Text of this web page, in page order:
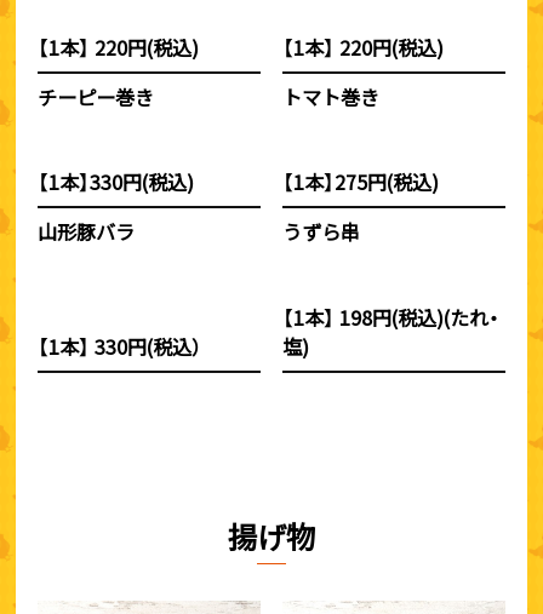
【1本】 220円(税込)
【1本】 220円(税込)
チーピー巻き
【1本】330円(税込)
トマト巻き
【1本】275円(税込)
山形豚バラ
【1本】 330円(税込）
うずら串
【1本】 198円(税込)(たれ・
塩)
揚げ物